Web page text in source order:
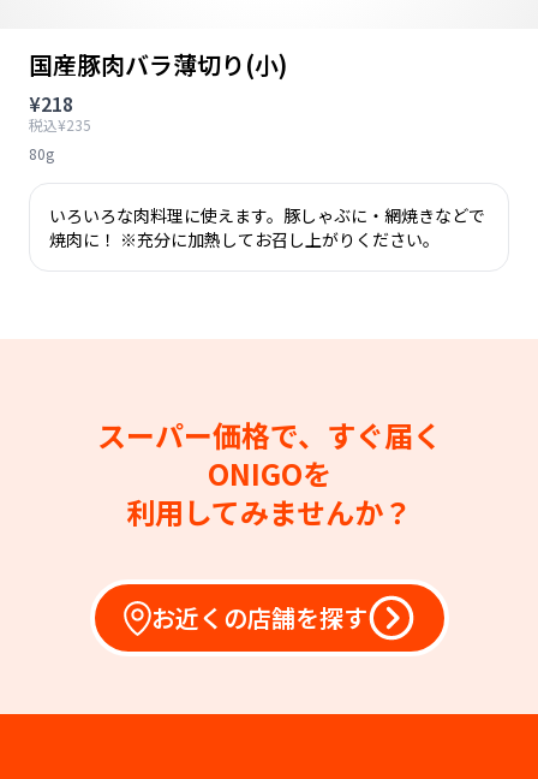
国産豚肉バラ薄切り(小)
¥218
税込¥235
80g
いろいろな肉料理に使えます。豚しゃぶに・網焼きなどで
焼肉に！ ※充分に加熱してお召し上がりください。
スーパー価格で、すぐ届く
ONIGOを
利用してみませんか？
お近くの店舗を探す